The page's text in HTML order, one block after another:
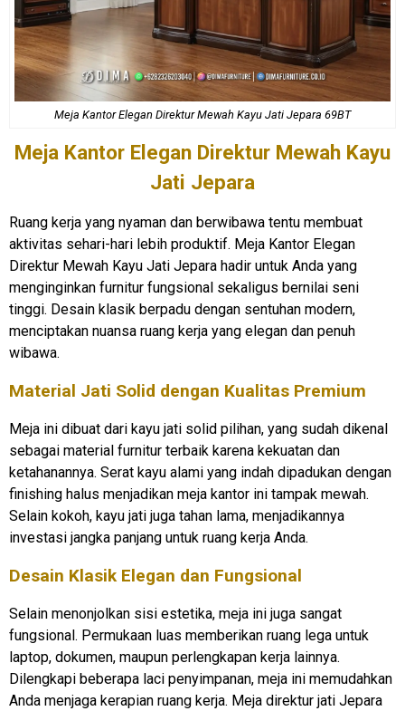
Meja Kantor Elegan Direktur Mewah Kayu Jati Jepara 69BT
Meja Kantor Elegan Direktur Mewah Kayu
Jati Jepara
Ruang kerja yang nyaman dan berwibawa tentu membuat
aktivitas sehari-hari lebih produktif. Meja Kantor Elegan
Direktur Mewah Kayu Jati Jepara hadir untuk Anda yang
menginginkan furnitur fungsional sekaligus bernilai seni
tinggi. Desain klasik berpadu dengan sentuhan modern,
menciptakan nuansa ruang kerja yang elegan dan penuh
wibawa.
Material Jati Solid dengan Kualitas Premium
Meja ini dibuat dari kayu jati solid pilihan, yang sudah dikenal
sebagai material furnitur terbaik karena kekuatan dan
ketahanannya. Serat kayu alami yang indah dipadukan dengan
finishing halus menjadikan meja kantor ini tampak mewah.
Selain kokoh, kayu jati juga tahan lama, menjadikannya
investasi jangka panjang untuk ruang kerja Anda.
Desain Klasik Elegan dan Fungsional
Selain menonjolkan sisi estetika, meja ini juga sangat
fungsional. Permukaan luas memberikan ruang lega untuk
laptop, dokumen, maupun perlengkapan kerja lainnya.
Dilengkapi beberapa laci penyimpanan, meja ini memudahkan
Anda menjaga kerapian ruang kerja. Meja direktur jati Jepara